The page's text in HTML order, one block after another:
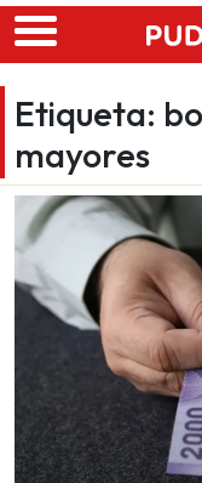
Skip to main content
Etiqueta:
mayores